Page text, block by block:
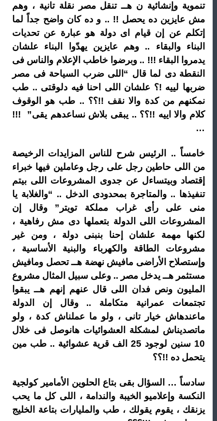
تنموية وإنشائية ن هــ تنقل مصر نقلة تانية ، وهم
مش عايزين ده يحصل !! .. و ده كان واضح جداً لما
إتكلم عن إن قيام اى دولة هو عبارة عن تحديات
البناء والبقاء .. وهم عايزين يهدّوا البناء علشان
يدمروا البقاء !!! .. وبرضوا خاطب الإعلام والناس فى
النقطة دى لما قال “اللى ضرب السياحة فى مصر
ضربها لييه !؟ علشان اللى احنا فيه دلوقتى .. طب
نمكنهم من كدة والا نقف !!؟؟ .. طب هو الوقوف
كلام والا اييه !!؟؟ .. يبقى بلاش نساعدهم يقى” !!!
…
خامساً .. الرئيس شرح للناس المزايدات الرخيصة
من اللى حاطين رجل على رجل وعاملين فيها خبراء
إقتصاد وبيتساءل عن جدوى المشروعات اللى بيتم
تنفيذها .. والمتاجرة بمحدودى الدخل .. “والغلابة يا
منى على رأى غراب مملكة تويتر” وقال إن
المشروعات اللى الدولة بتعملها دى مش رفاهية ،
لكنها مهمة علشان إحنا بنبنى دولة ، ومن غير
مشروعات الطاقة والكهرباء والبنية الأساسية ،
وإستصلاح الأراضى مافيش نهضة هــ تحصل ومافيش
مستثمر هــ يدخل مصر .. وعلى سبيل المثال مشروع
المليون ونص فدان اللى قال عنهم إنهم هــ يبقوا
تجتمعات عمرانية متكاملة .. وقال إن الدولة
ماعندهاش خيار تانى ، ولو ما عملناش كدة ، ولو
ماتصديناش لمشكلة العشوائيات هانوصل فى خلال
10 سنين لوجود 25 الف قرية عشوائية .. طب مين
يتحمل ده !!؟؟
سادساً … السؤال بقى بتاع الحلوين الأمامير كولجية
النكسة وإعلاميو الخيبة والندامة ، اللى كل ما يحب
يزنقك ، يقوم يقولك ، طب والمليارات بتاعة الخليج